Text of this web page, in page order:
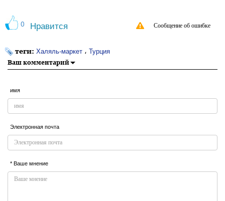
0 Нравится Сообщение об ошибке
теги: Халяль-маркет ، Турция
Ваш комментарий
имя
Электронная почта
* Ваше мнение